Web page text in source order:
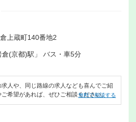
上蔵町140番地2
(京都)駅」 バス・車5分
人や、同じ路線の求人なども喜んでご紹
希望があれば、ぜひご相談ください。
無料で相談する